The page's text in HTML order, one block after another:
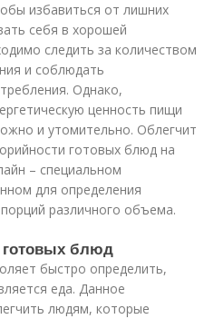
избавиться от лишних
себя в хорошей
следить за количеством
и соблюдать
Однако,
ценность пищи
и утомительно. Облегчит
готовых блюд на
– специальном
для определения
различного объема.
готовых блюд
быстро определить,
еда. Данное
людям, которые